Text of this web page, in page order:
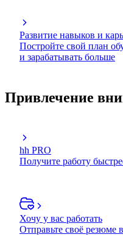
Развитие навыков и
Постройте свой план
и зарабатывать больше
Привлечение
hh PRO
Получите работу
Хочу у вас работать
Отправьте своё